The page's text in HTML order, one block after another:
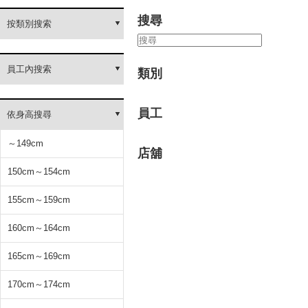
按類別搜索
員工內搜索
依身高搜尋
～149cm
150cm～154cm
155cm～159cm
160cm～164cm
165cm～169cm
170cm～174cm
搜尋
類別
員工
店舖